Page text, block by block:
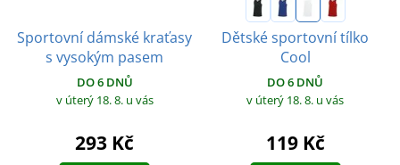
Sportovní dámské kraťasy
s vysokým pasem
DO 6 DNŮ
v úterý 18. 8. u vás
293 Kč
Dětské sportovní tílko
Cool
DO 6 DNŮ
v úterý 18. 8. u vás
119 Kč